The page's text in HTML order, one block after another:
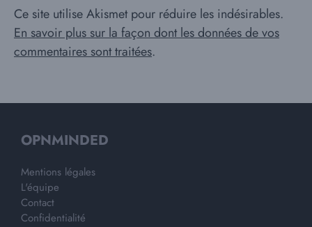
Ce site utilise Akismet pour réduire les indésirables.
En savoir plus sur la façon dont les données de vos
commentaires sont traitées.
OPNMINDED
Mentions légales
L'équipe
Contact
Confidentialité